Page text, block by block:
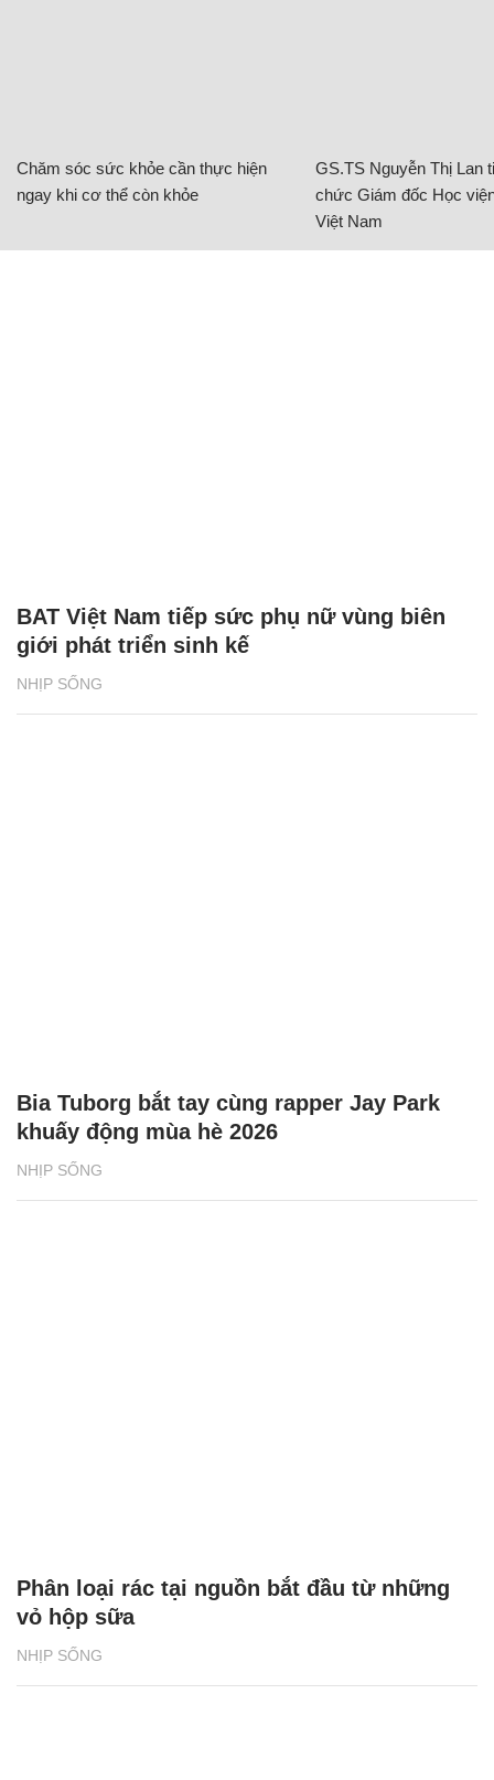
Chăm sóc sức khỏe cần thực hiện
ngay khi cơ thể còn khỏe
GS.TS Nguyễn Thị Lan
chức Giám đốc Học
Việt Nam
NHỊP SỐNG
BAT Việt Nam tiếp sức phụ nữ vùng biên
giới phát triển sinh kế
NHỊP SỐNG
Bia Tuborg bắt tay cùng rapper Jay Park
khuấy động mùa hè 2026
NHỊP SỐNG
Phân loại rác tại nguồn bắt đầu từ những
vỏ hộp sữa